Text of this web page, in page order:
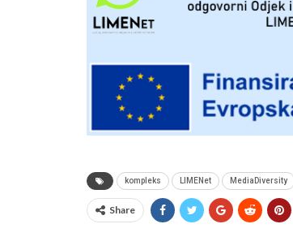
kompleks LIMENet MediaDiversity
Share